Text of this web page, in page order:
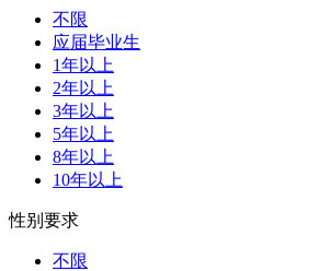
不限
应届毕业生
1年以上
2年以上
3年以上
5年以上
8年以上
10年以上
性别要求
不限